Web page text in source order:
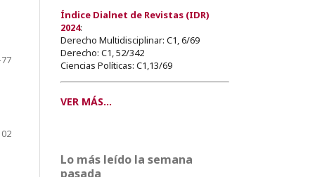
Índice Dialnet de Revistas (IDR)
2024:
Derecho Multidisciplinar: C1, 6/69
Derecho: C1, 52/342
Ciencias Políticas: C1,13/69
VER MÁS...
Lo más leído la semana
pasada